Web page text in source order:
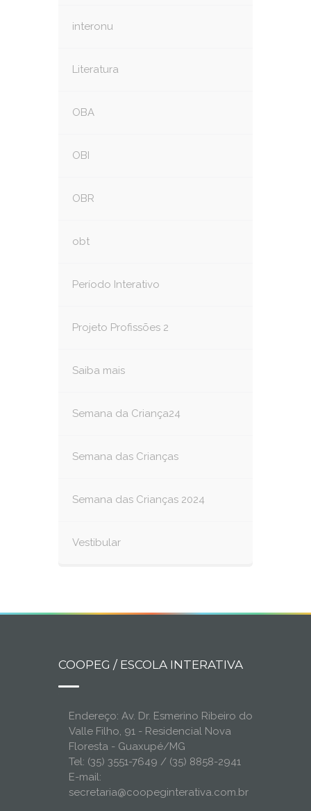
interonu
Literatura
OBA
OBI
OBR
obt
Período Interativo
Projeto Profissões 2
Saiba mais
Semana da Criança24
Semana das Crianças
Semana das Crianças 2024
Vestibular
COOPEG / ESCOLA INTERATIVA
Endereço: Av. Dr. Esmerino Ribeiro do
Valle Filho, 91 - Residencial Nova
Floresta - Guaxupé/MG
Tel: (35) 3551-7649 / (35) 8858-2941
E-mail:
secretaria@coopeginterativa.com.br